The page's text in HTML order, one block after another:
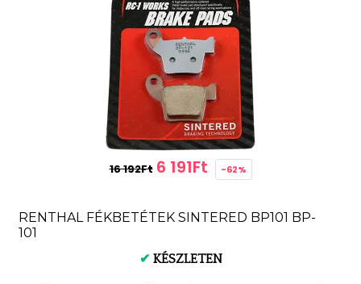
16 192Ft 6 191Ft -62%
RENTHAL FÉKBETÉTEK SINTERED BP101 BP-
101
✔ KÉSZLETEN